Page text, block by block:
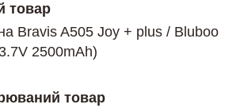
товар
Bravis A505 Joy + plus / Bluboo
2500mAh)
товар